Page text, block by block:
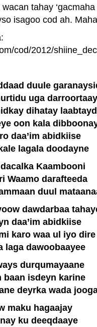
tahay
isagoo cod ah.
cod/2012/
duule
uga
dihatay
oon kala
daa’im abidkiise
lagala doodayne
Kaambooni
Waamo darafteeda
duul
dawdarbaa
daa’im abidkiise
karo waa ul iyo dire
laga dawoobaayee
durqumayaane
baan isdeyn karine
deyrka wada
maku hagaajay
ku deeqdaaye